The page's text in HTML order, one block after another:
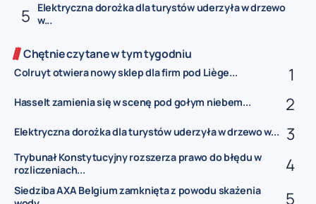
Elektryczna dorożka dla turystów uderzyła w drzewo
w...
Chętnie czytane w tym tygodniu
Colruyt otwiera nowy sklep dla firm pod Liège...
Hasselt zamienia się w scenę pod gołym niebem...
Elektryczna dorożka dla turystów uderzyła w drzewo w...
Trybunał Konstytucyjny rozszerza prawo do błędu w
rozliczeniach...
Siedziba AXA Belgium zamknięta z powodu skażenia